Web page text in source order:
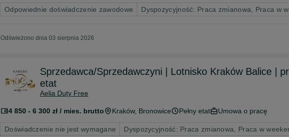
Odpowiednie doświadczenie zawodowe Dyspozycyjność: Praca zmianowa, Praca w
Odświeżono dnia 03 sierpnia 2026
Sprzedawca/Sprzedawczyni | Lotnisko Kraków Balice |
etat
Aelia Duty Free
4 850 - 6 300 zł / mies. brutto Kraków, Bronowice Pełny etat Umowa o pracę
Doświadczenie nie jest wymagane
Dyspozycyjność: Praca zmianowa, Praca w